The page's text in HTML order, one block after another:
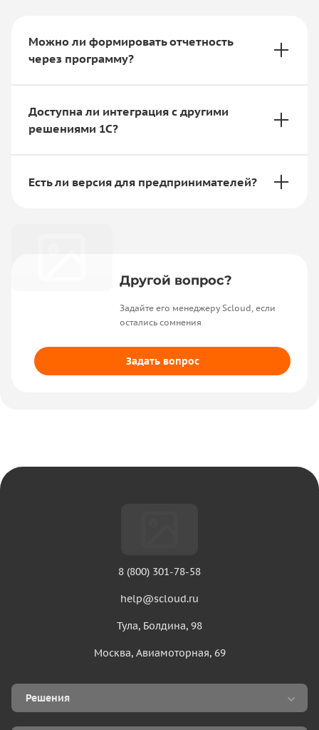
Можно ли формировать отчетность
через программу?
Доступна ли интеграция с другими
решениями 1С?
Есть ли версия для предпринимателей?
Другой вопрос?
Задайте его менеджеру Scloud, если
остались сомнения
Задать вопрос
8 (800) 301-78-58
help@scloud.ru
Тула, Болдина, 98
Москва, Авиамоторная, 69
Решения